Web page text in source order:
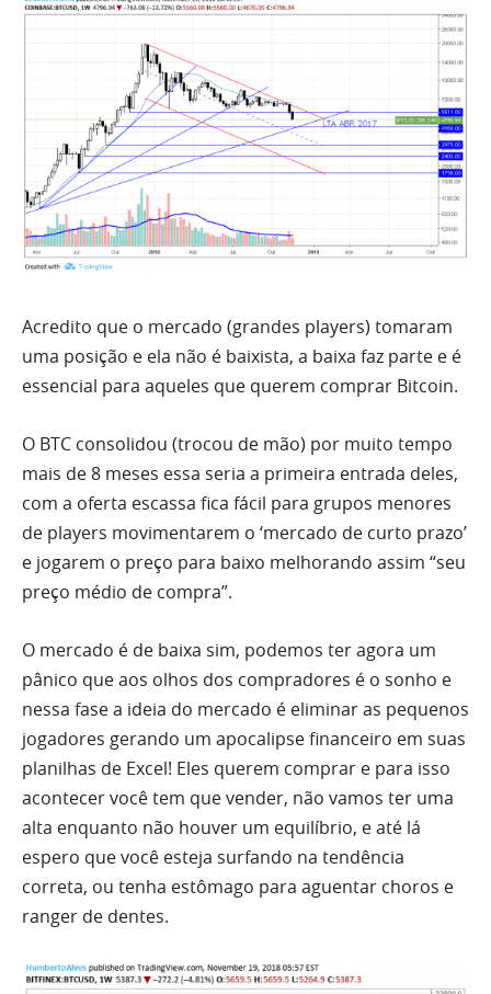
Acredito que o mercado (grandes players) tomaram
uma posição e ela não é baixista, a baixa faz parte e é
essencial para aqueles que querem comprar Bitcoin.
O BTC consolidou (trocou de mão) por muito tempo
mais de 8 meses essa seria a primeira entrada deles,
com a oferta escassa fica fácil para grupos menores
de players movimentarem o ‘mercado de curto prazo’
e jogarem o preço para baixo melhorando assim “seu
preço médio de compra”.
O mercado é de baixa sim, podemos teragora um
pânico que aos olhos dos compradores é o sonho e
nessa fase a ideia do mercado é eliminar as pequenos
jogadores gerando um apocalipse financeiro em suas
planilhas de Excel! Eles querem comprar e para isso
acontecer você tem que vender, não vamos ter uma
alta enquanto não houver um equilíbrio, e até lá
espero que você esteja surfando na tendência
correta, ou tenha estômago para aguentar choros e
ranger de dentes.